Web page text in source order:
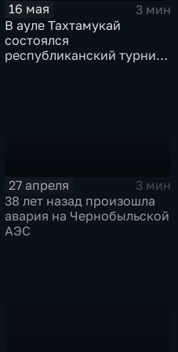
16 мая
3 мин
В ауле Тахтамукай
состоялся
республиканский турнир
27 апреля
3 мин
38 лет назад произошла
авария на Чернобыльской
АЭС